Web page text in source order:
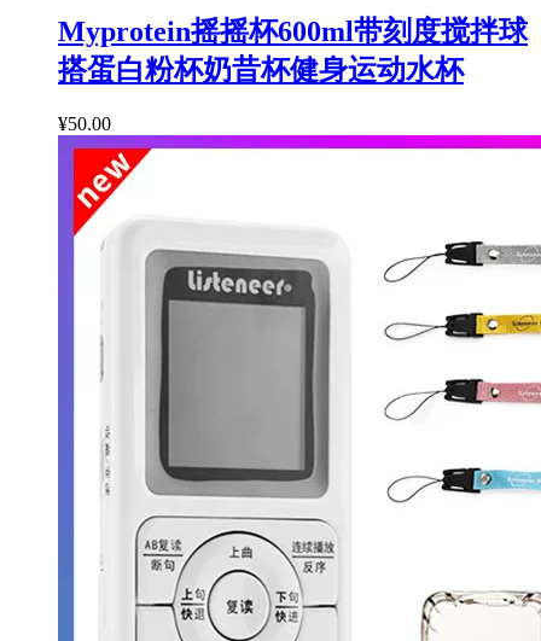
Myprotein摇摇杯600ml带刻度搅拌球
搭蛋白粉杯奶昔杯健身运动水杯
¥50.00